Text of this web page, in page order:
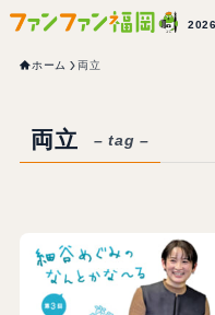
ホーム 両立
両立 – tag –